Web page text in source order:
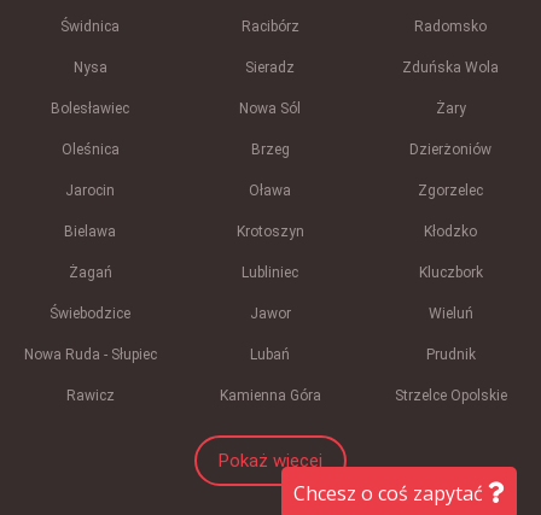
Świdnica Racibórz Radomsko
Nysa Sieradz Zduńska Wola
Bolesławiec Nowa Sól Żary
Oleśnica Brzeg Dzierżoniów
Jarocin Oława Zgorzelec
Bielawa Krotoszyn Kłodzko
Żagań Lubliniec Kluczbork
Świebodzice Jawor Wieluń
Nowa Ruda - Słupiec Lubań Prudnik
Rawicz Kamienna Góra Strzelce Opolskie
Pokaż więcej
Chcesz o coś zapytać